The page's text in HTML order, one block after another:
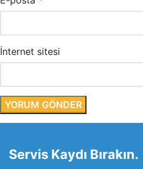
İnternet sitesi
Servis Kaydı Bırakın.